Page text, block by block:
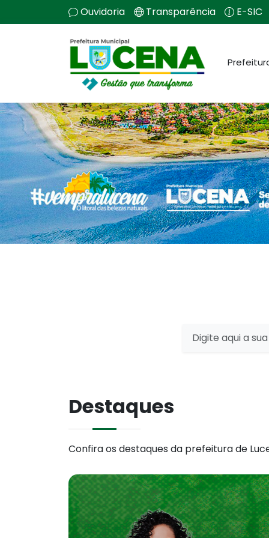
Ouvidoria Transparência E-SIC
Destaques
Confira os destaques da prefeitura de